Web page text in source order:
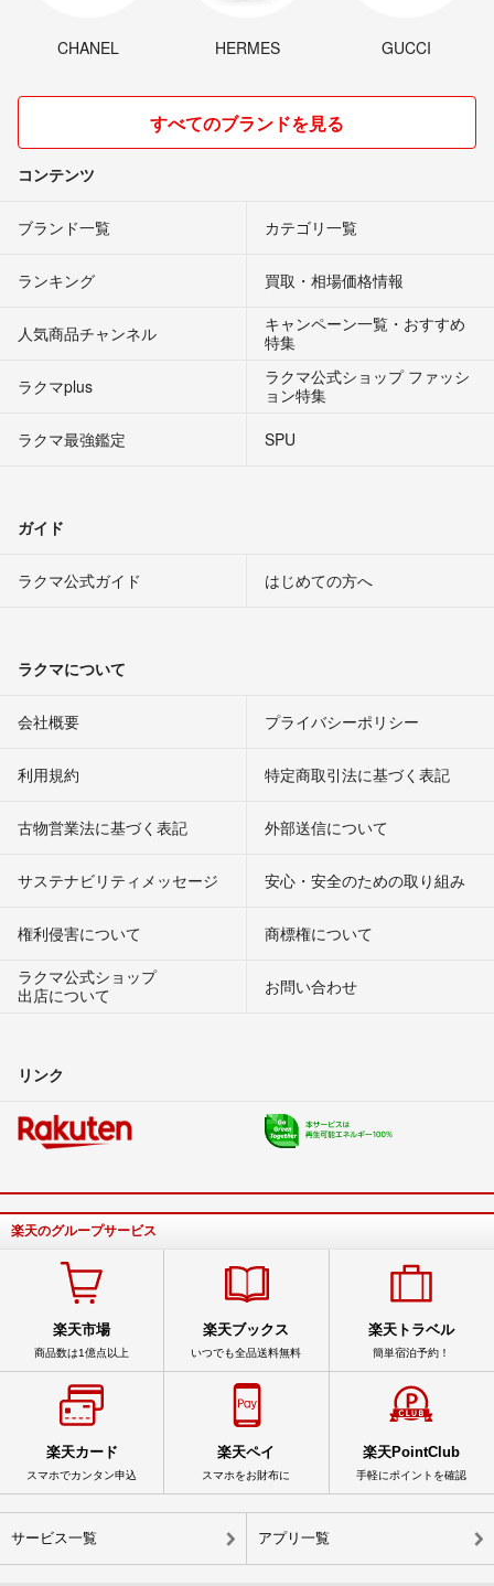
CHANEL HERMES GUCCI
すべてのブランドを見る
コンテンツ
ブランド一覧 カテゴリ一覧
ランキング 買取・相場価格情報
人気商品チャンネル
キャンペーン一覧・おすすめ
特集
ラクマplus
ラクマ公式ショップ ファッシ
ョン特集
ラクマ最強鑑定
SPU
ガイド
ラクマ公式ガイド はじめての方へ
ラクマについて
会社概要 プライバシーポリシー
利用規約 特定商取引法に基づく表記
古物営業法に基づく表記 外部送信について
サステナビリティメッセージ 安心・安全のための取り組み
権利侵害について
商標権について
ラクマ公式ショップ
出店について
お問い合わせ
リンク
楽天のグループサービス
楽天市場
商品数は1億点以上
楽天ブックス
いつでも全品送料無料
楽天トラベル
簡単宿泊予約！
楽天カード
スマホでカンタン申込
楽天ペイ
スマホをお財布に
楽天PointClub
手軽にポイントを確認
サービス一覧 アプリ一覧